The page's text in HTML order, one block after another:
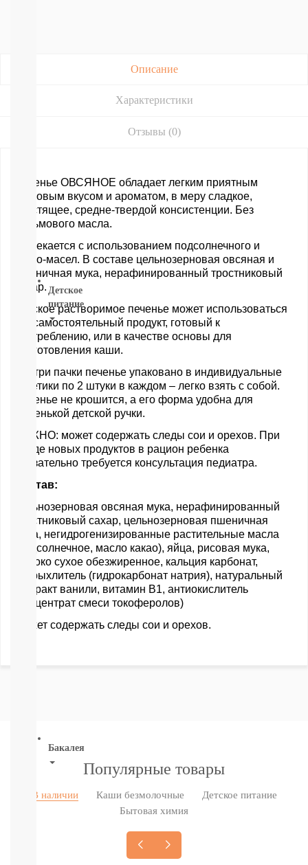
липучках
Пробники
подгузников
БЕСПЛАТНЫЕ
ТЕСТЕРЫ
СМОТРЕТЬ
ВСЕ
Детское
питание
Новое
поступление
Молочная
продукция
Каши
безмолочные
молочные
Смеси
СМЕСИ
ПОД
Коктейли,
Жидкие
Каши,
Молоко
Печенье,
пастила,
батончики,
соломка:
снэки
Сок,
Бакалея
Напитки
все
Описание
Характеристики
Отзывы (0)
Печенье ОВСЯНОЕ обладает легким приятным
злаковым вкусом и ароматом, в меру сладкое,
хрустящее, средне-твердой консистенции. Без
пальмового масла.
Выпекается с использованием подсолнечного и
какао-масел. В составе цельнозерновая овсяная и
пшеничная мука, нерафинированный тростниковый
сахар.
Детское растворимое печенье может использоваться
как самостоятельный продукт, готовый к
употреблению, или в качестве основы для
приготовления каши.
Внутри пачки печенье упаковано в индивидуальные
пакетики по 2 штуки в каждом – легко взять с собой.
Печенье не крошится, а его форма удобна для
маленькой детской ручки.
ВАЖНО: может содержать следы сои и орехов. При
вводе новых продуктов в рацион ребенка
обязательно требуется консультация педиатра.
Состав:
цельнозерновая овсяная мука, нерафинированный
тростниковый сахар, цельнозерновая пшеничная
мука, негидрогенизированные растительные масла
(подсолнечное, масло какао), яйца, рисовая мука,
молоко сухое обезжиренное, кальция карбонат,
разрыхлитель (гидрокарбонат натрия), натуральный
экстракт ванили, витамин В1, антиокислитель
(концентрат смеси токоферолов)
Может содержать следы сои и орехов.
Популярные товары
В наличии Каши безмолочные
Детское питание
Бытовая химия